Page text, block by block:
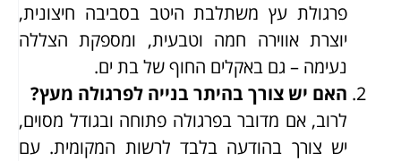
פרגולת עץ משתלבת היטב בסביבה חיצונית,
יוצרת אווירה חמה וטבעית, ומספקת הצללה
נעימה – גם באקלים החוף של בת ים.
האם יש צורך בהיתר בנייה לפרגולה מעץ?
לרוב, אם מדובר בפרגולה פתוחה ובגודל מסוים,
יש צורך בהודעה בלבד לרשות המקומית. עם